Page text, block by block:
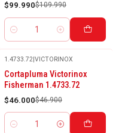
$99.990$109.990
Cantidad
-2%
OFF
1.4733.72 VICTORINOX
Cortapluma Victorinox
Fisherman 1.4733.72
$46.000$46.900
Cantidad